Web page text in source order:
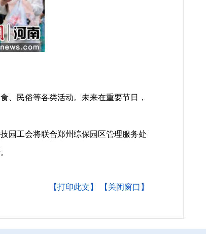
民俗等各类活动。未来在重要节日，
园工会将联合郑州综保园区管理服务处
【打印此文】 【关闭窗口】